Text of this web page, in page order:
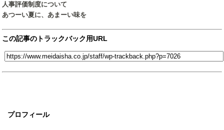
プロフィール
人事評価制度について
あつーい夏に、あまーい味を
この記事のトラックバック用URL